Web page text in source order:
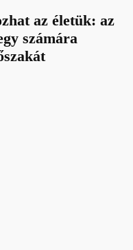
az életük: az
számára